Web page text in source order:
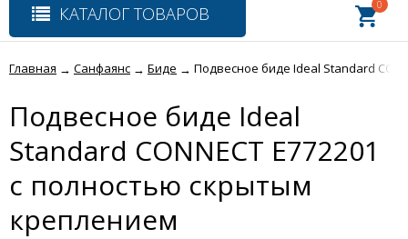
КАТАЛОГ ТОВАРОВ 0
Главная → Санфаянс → Биде → Подвесное биде Ideal Standard
Подвесное биде Ideal
Standard CONNECT E772201
с полностью скрытым
креплением